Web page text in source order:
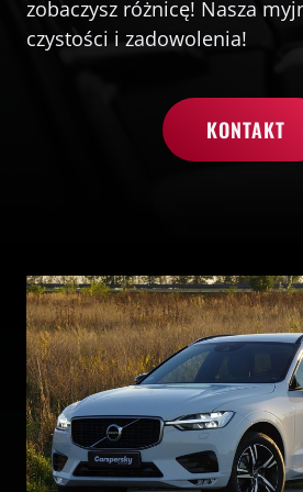
zobaczysz różnicę! Nasza
czystości i zadowolenia!
KONTAKT